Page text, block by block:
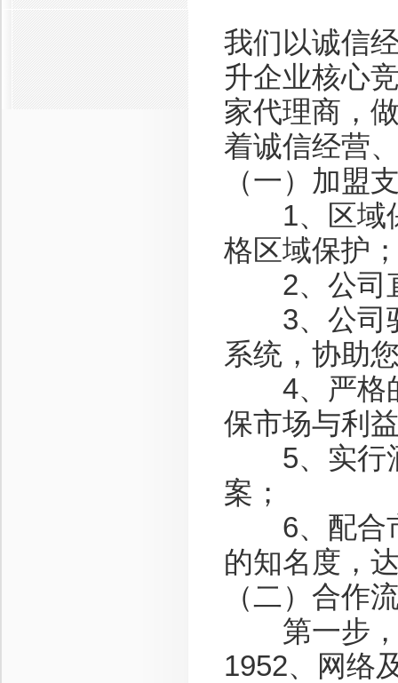
我们以诚信
升企业核心
家代理商，
着诚信经营
（一）加盟
1、区域保
格区域保护
2、公司直
3、公司驻
系统，协助
4、严格的
保市场与利
5、实行酒
案；
6、配合市
的知名度，
（二）合作
第一步，
1952、网络